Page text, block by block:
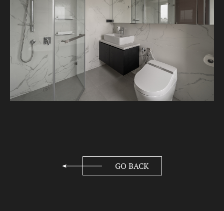
GO BACK